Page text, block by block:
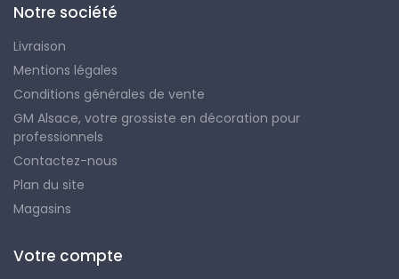
Notre société
Livraison
Mentions légales
Conditions générales de vente
GM Alsace, votre grossiste en décoration pour
professionnels
Contactez-nous
Plan du site
Magasins
Votre compte